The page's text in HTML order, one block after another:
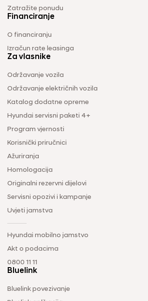
Zatražite ponudu
Financiranje
O financiranju
Izračun rate leasinga
Za vlasnike
Održavanje vozila
Održavanje električnih vozila
Katalog dodatne opreme
Hyundai servisni paketi 4+
Program vjernosti
Korisnički priručnici
Ažuriranja
Homologacija
Originalni rezervni dijelovi
Servisni opozivi i kampanje
Uvjeti jamstva
Hyundai mobilno jamstvo
Akt o podacima
0800 11 11
Bluelink
Bluelink povezivanje